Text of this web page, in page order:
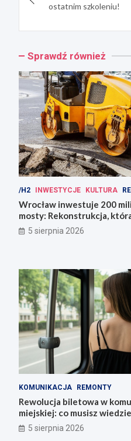
ostatnim szkoleniu!
Sprawdź również
/H2 INWESTYCJE KULTURA
Wrocław inwestuje 200
mosty: Rekonstrukcja,
miasto!
5 sierpnia 2026
KOMUNIKACJA REMONTY
Rewolucja biletowa w
miejskiej: co musisz
5 sierpnia 2026